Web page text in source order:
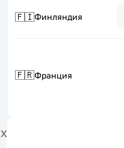
🇫🇮Финляндия
🇫🇷Франция
Х